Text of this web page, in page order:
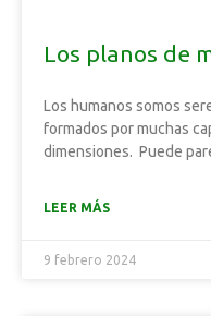
Los planos de
Los humanos somos
formados por muchas
dimensiones. Puede
LEER MÁS
9 febrero 2024